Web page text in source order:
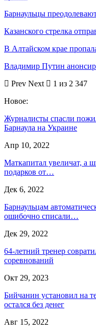
Барнаульцы
Казанского стрелка
В Алтайском крае
Владимир Путин
Prev Next
1 из 2 347
Новое:
Журналисты спасли
Барнаула на Украине
Апр 10, 2022
Маткапитал увеличат, а
подарков от…
Дек 6, 2022
Барнаульцам
ошибочно списали…
Дек 29, 2022
64-летний тренер
соревнований
Окт 29, 2023
Бийчанин установил на
остался без денег
Авг 15, 2022